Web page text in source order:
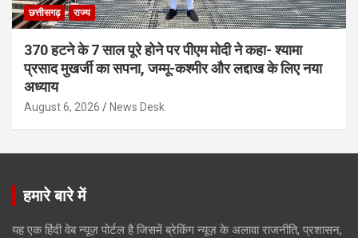
छत्तीसगढ़ राज्य
370 हटने के 7 साल पूरे होने पर पीएम मोदी ने कहा- श्यामा
प्रसाद मुखर्जी का सपना, जम्मू-कश्मीर और लद्दाख के लिए नया
अध्याय
August 6, 2026 News Desk
हमारे बारे में
यह एक हिंदी वेब न्यूज़ पोर्टल है जिसमें ब्रेकिंग न्यूज़ के अलावा राजनीति, प्रशासन,